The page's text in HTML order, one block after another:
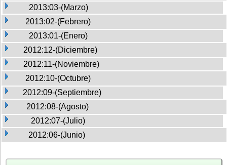
2013:03-(Marzo)
2013:02-(Febrero)
2013:01-(Enero)
2012:12-(Diciembre)
2012:11-(Noviembre)
2012:10-(Octubre)
2012:09-(Septiembre)
2012:08-(Agosto)
2012:07-(Julio)
2012:06-(Junio)